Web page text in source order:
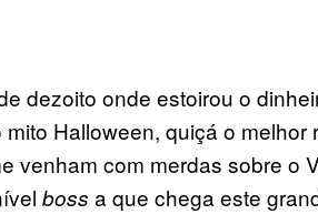
dezoito onde estoirou o
Halloween, quiçá o melhor
venham com merdas sobre o
boss a que chega este